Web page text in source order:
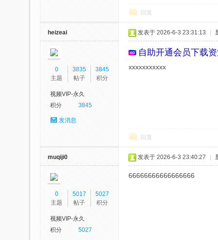
回复
heizeai
0
主题
3835
帖子
3845
积分
视频VIP-永久
积分
3845
发消息
发表于 2026-6-3 23:31:13
自助开通会员下载
xxxxxxxxxxx
回复
muqiji0
0
主题
5017
帖子
5027
积分
视频VIP-永久
积分
5027
发表于 2026-6-3 23:40:27
66666666666666666